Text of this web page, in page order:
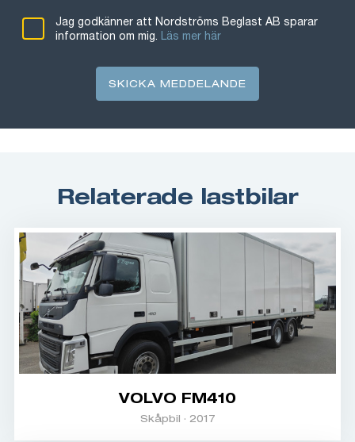
Jag godkänner att Nordströms Beglast AB sparar
information om mig. Läs mer här
SKICKA MEDDELANDE
Relaterade lastbilar
VOLVO FM410
Skåpbil · 2017